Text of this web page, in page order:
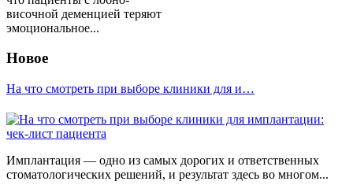
височной деменцией теряют
эмоциональное...
Новое
На что смотреть при выборе клиники для и…
Имплантация — одно из самых дорогих и ответственных
стоматологических решений, и результат здесь во многом...